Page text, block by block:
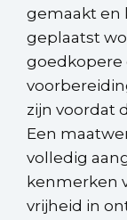
gemaakt en
geplaatst
goedkopere
zijn voordat
Een
volledig
kenmerken
vrijheid in